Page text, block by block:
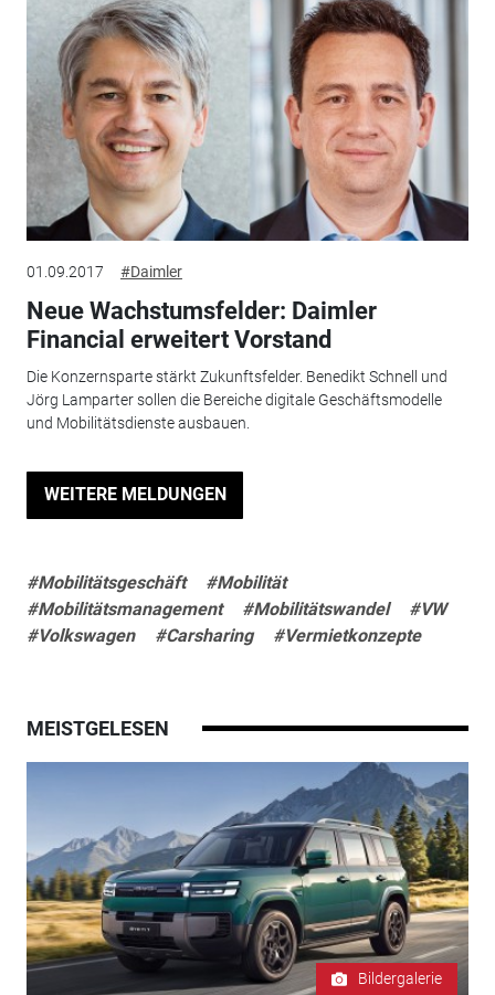
01.09.2017 #Daimler
Neue Wachstumsfelder: Daimler
Financial erweitert Vorstand
Die Konzernsparte stärkt Zukunftsfelder. Benedikt Schnell und
Jörg Lamparter sollen die Bereiche digitale Geschäftsmodelle
und Mobilitätsdienste ausbauen.
WEITERE MELDUNGEN
#Mobilitätsgeschäft
#Mobilität
#Mobilitätsmanagement
#Mobilitätswandel
#VW
#Volkswagen
#Carsharing #Vermietkonzepte
MEISTGELESEN
Bildergalerie